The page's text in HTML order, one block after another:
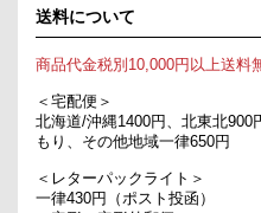
送料について
商品代金税別10,000円以上送
＜宅配便＞
北海道/沖縄1400円、北東北900
もり、その他地域一律650円
＜レターパックライト＞
一律430円（ポスト投函）